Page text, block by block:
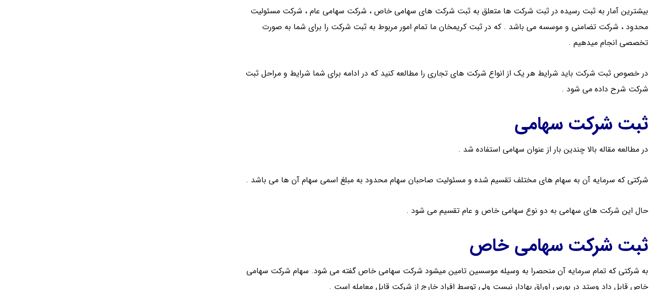
بیشترین آمار به ثبت رسیده در ثبت شرکت ها متعلق به ثبت شرکت های سهامی خاص ، شرکت سهامی عام ، شرکت مسئولیت
محدود ، شرکت تضامنی و موسسه می باشد . که در ثبت کریمخان ما تمام امور مربوط به ثبت شرکت را برای شما به صورت
تخصصی انجام میدهیم .
در خصوص ثبت شرکت باید شرایط هر یک از انواع شرکت های تجاری را مطالعه کنید که در ادامه برای شما شرایط و مراحل ثبت
شرکت شرح داده می شود .
ثبت شرکت سهامی
در مطالعه مقاله بالا چندین بار از عنوان سهامی استفاده شد .
شرکتی که سرمایه آن به سهام های مختلف تقسیم شده و مسئولیت صاحبان سهام محدود به مبلغ اسمی سهام آن ها می باشد .
حال این شرکت های سهامی به دو نوع سهامی خاص و عام تقسیم می شود .
ثبت شرکت سهامی خاص
به شرکتی که تمام سرمایه آن منحصرا به وسیله موسسین تامین میشود شرکت سهامی خاص گفته می شود. سهام شرکت سهامی
خاص قابل داد وستد در بورس اوراق بهادار نیست ولی توسط افراد خارج از شرکت قابل معامله است .